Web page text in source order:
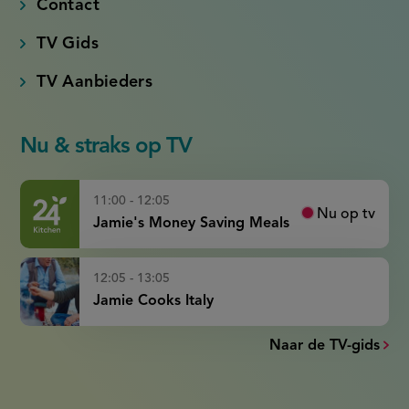
Contact
TV Gids
TV Aanbieders
Nu & straks op TV
11:00 - 12:05
Jamie's Money Saving Meals
Nu op tv
12:05 - 13:05
Jamie Cooks Italy
Naar de TV-gids